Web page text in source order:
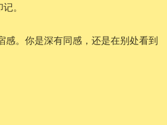
。
。你是深有同感，还是在别处看到